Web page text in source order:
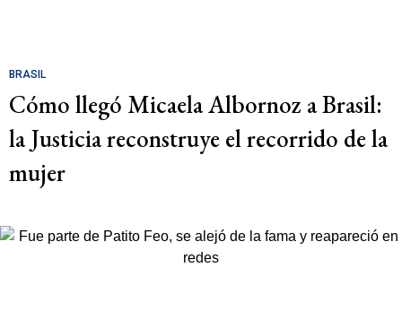
BRASIL
Cómo llegó Micaela Albornoz a Brasil:
la Justicia reconstruye el recorrido de la
mujer